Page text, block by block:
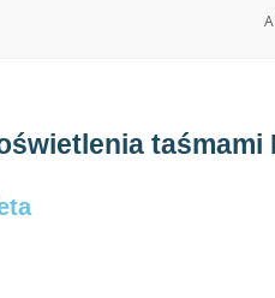
taśmami